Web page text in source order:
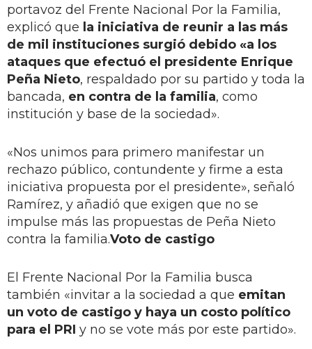
portavoz del Frente Nacional Por la Familia,
explicó que la iniciativa de reunir a las más
de mil instituciones surgió debido «a los
ataques que efectuó el presidente Enrique
Peña Nieto, respaldado por su partido y toda la
bancada, en contra de la familia, como
institución y base de la sociedad».
«Nos unimos para primero manifestar un
rechazo público, contundente y firme a esta
iniciativa propuesta por el presidente», señaló
Ramírez, y añadió que exigen que no se
impulse más las propuestas de Peña Nieto
contra la familia.Voto de castigo
El Frente Nacional Por la Familia busca
también «invitar a la sociedad a que emitan
un voto de castigo y haya un costo político
para el PRI y no se vote más por este partido».